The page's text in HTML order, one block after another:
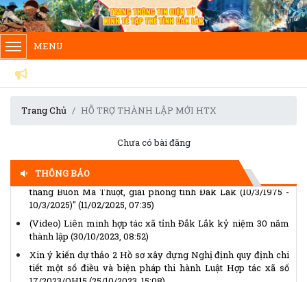
MENU
Trang Chủ HỖ TRỢ THÀNH LẬP MỚI HTX
Chưa có bài đăng
THÔNG BÁO
Chủ tịch Ủy ban Trung ương Mặt trận Tổ quốc Việt Nam gửi
14:25)
Thể lệ Giải báo chí “Vì sự nghiệp Đại đoàn kết toàn dân tộc”
lần thứ XVII, năm 2025 - 2026
(14/04/2026, 14:15)
VNMAC phát động cuộc thi trực tuyến nâng cao nhận thức
(14/04/2026, 13:53)
(Infographic) Cuộc thi trực tuyến tìm hiểu “50 năm Chiến
thắng Buôn Ma Thuột, giải phóng tỉnh Đắk Lắk (10/3/1975 -
10/3/2025)"(11/02/2025, 07:35)
(Video) Liên minh hợp tác xã tỉnh Đắk Lắk kỷ niệm 30 năm
thành lập(30/10/2023, 08:52)
Xin ý kiến dự thảo 2 Hồ sơ xây dựng Nghị định quy định chi
tiết một số điều và biện pháp thi hành Luật Hợp tác xã số
17/2023/QH15(25/10/2023, 15:08)